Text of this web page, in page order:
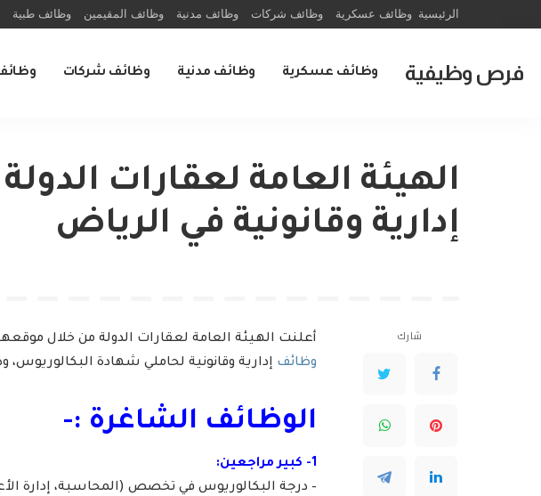
الرئيسية وظائف عسكرية وظائف شركات وظائف مدنية وظائف المقيمين وظائف طبية
فرص وظيفية وظائف عسكرية وظائف مدنية وظائف شركات
الهيئة العامة لعقارات
إدارية وقانونية في الرياض
شارك
أعلنت الهيئة العامة لعقارات الدولة من خلال
وظائف إدارية وقانونية لحاملي شهادة البكالوريوس،
الوظائف الشاغرة :-
1- كبير مراجعين:
– درجة البكالوريوس في تخصص (المحاسبة، إدارة